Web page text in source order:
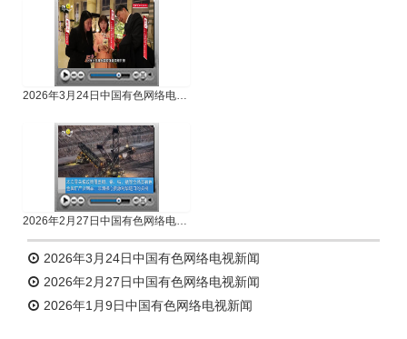
2026年3月24日中国有色网络电视新闻
2026年2月27日中国有色网络电视新闻
2026年3月24日中国有色网络电视新闻
2026年2月27日中国有色网络电视新闻
2026年1月9日中国有色网络电视新闻